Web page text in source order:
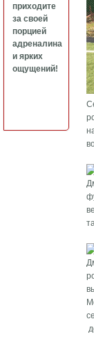
приходите
за своей
порцией
адреналина
и ярких
ощущений!